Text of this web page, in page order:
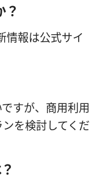
？
情報は公式サイ
すが、商用利用
を検討してくだ